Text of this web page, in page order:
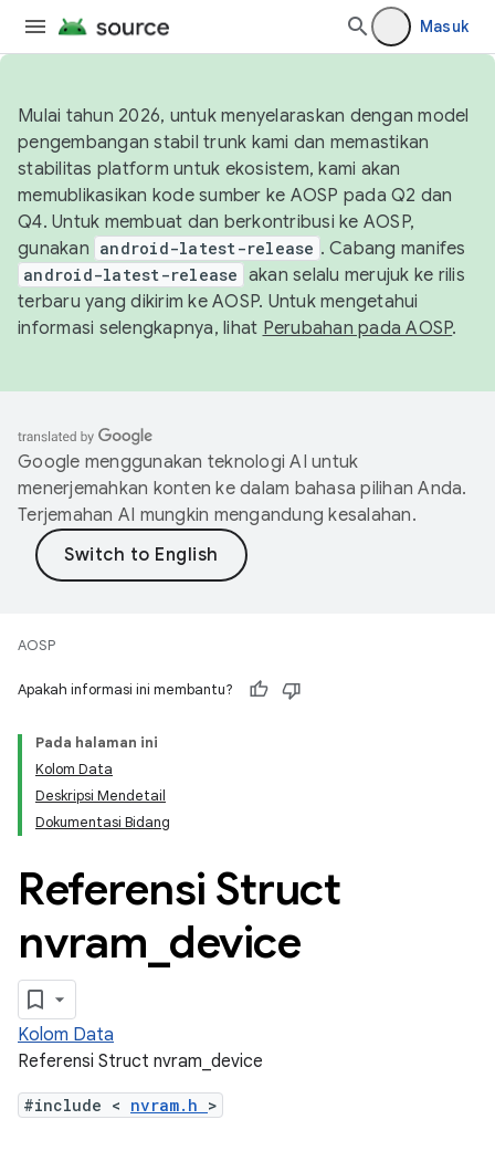
Masuk
Mulai tahun 2026, untuk menyelaraskan dengan model
pengembangan stabil trunk kami dan memastikan
stabilitas platform untuk ekosistem, kami akan
memublikasikan kode sumber ke AOSP pada Q2 dan
Q4. Untuk membuat dan berkontribusi ke AOSP,
gunakan android-latest-release . Cabang manifes
android-latest-release akan selalu merujuk ke rilis
terbaru yang dikirim ke AOSP. Untuk mengetahui
informasi selengkapnya, lihat Perubahan pada AOSP.
Google menggunakan teknologi AI untuk
menerjemahkan konten ke dalam bahasa pilihan Anda.
Terjemahan AI mungkin mengandung kesalahan.
AOSP
Apakah informasi ini membantu?
Pada halaman ini
Kolom Data
Deskripsi Mendetail
Dokumentasi Bidang
Referensi Struct
nvram device
Kolom Data
Referensi Struct nvram_device
#include < nvram.h >